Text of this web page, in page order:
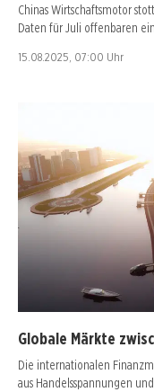
Chinas Wirtschaftsmotor
Daten für Juli offenbaren
15.08.2025, 07:00 Uhr
Globale Märkte
Die internationalen
aus Handelsspannungen